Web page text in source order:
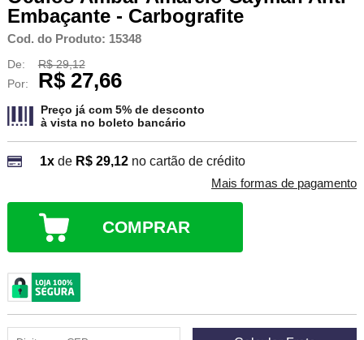
Embaçante - Carbografite
Cod. do Produto: 15348
De:
R$ 29,12
Por:
R$ 27,66
Preço já com 5% de desconto
à vista no boleto bancário
1xde R$ 29,12 no cartão de crédito
Mais formas de pagamento
COMPRAR